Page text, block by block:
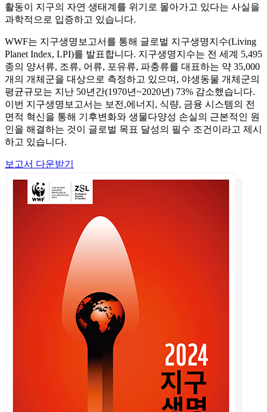
활동이 지구의 자연 생태계를 위기로 몰아가고 있다는 사실을
과학적으로 입증하고 있습니다.
WWF는 지구생명보고서를 통해 글로벌 지구생명지수(Living
Planet Index, LPI)를 발표합니다. 지구생명지수는 전 세계 5,495
종의 양서류, 조류, 어류, 포유류, 파충류를 대표하는 약 35,000
개의 개체군을 대상으로 측정하고 있으며, 야생동물 개체군의
평균규모는 지난 50년간(1970년~2020년) 73% 감소했습니다.
이번 지구생명보고서는 보전,에너지, 식량, 금융 시스템의 전
면적 혁신을 통해 기후변화와 생물다양성 손실의 근본적인 원
인을 해결하는 것이 글로벌 목표 달성의 필수 조건이라고 제시
하고 있습니다.
보고서 다운받기